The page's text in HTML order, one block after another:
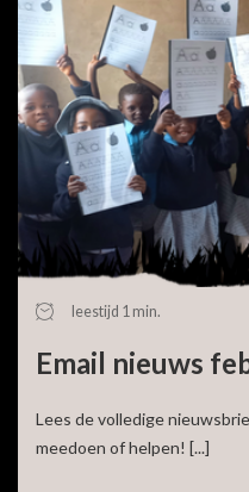
leestijd 1 min.
Email nieuws
Lees de volledige
meedoen of helpen! [...]